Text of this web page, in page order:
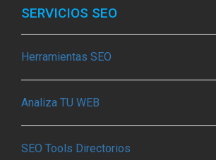
SERVICIOS SEO
Herramientas SEO
Analiza TU WEB
SEO Tools Directorios